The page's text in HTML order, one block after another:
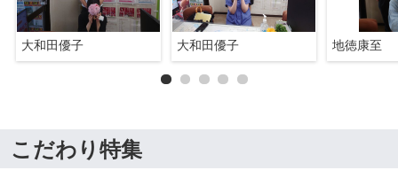
大和田優子 大和田優子 地徳康至
こだわり特集